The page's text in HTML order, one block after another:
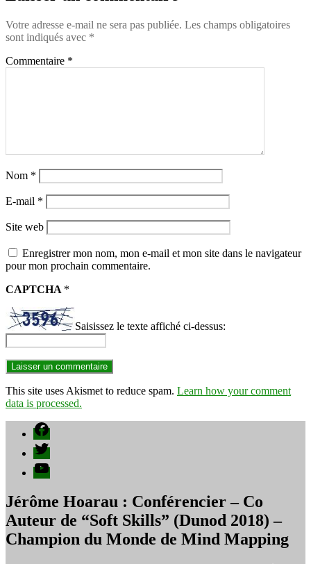
Votre adresse e-mail ne sera pas publiée. Les champs obligatoires
sont indiqués avec *
Commentaire *
Nom *
E-mail *
Site web
Enregistrer mon nom, mon e-mail et mon site dans le navigateur
pour mon prochain commentaire.
CAPTCHA *
Saisissez le texte affiché ci-dessus:
This site uses Akismet to reduce spam. Learn how your comment
data is processed.
Facebook
Twitter
YouTube
Jérôme Hoarau : Conférencier – Co
Auteur de “Soft Skills” (Dunod 2018) –
Champion du Monde de Mind Mapping